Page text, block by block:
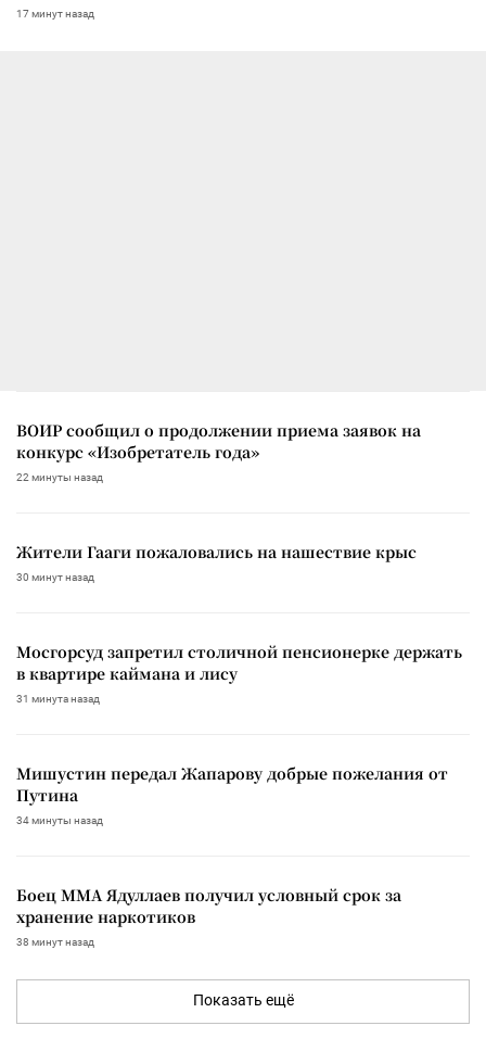
17 минут назад
ВОИР сообщил о продолжении приема заявок на
конкурс «Изобретатель года»
22 минуты назад
Жители Гааги пожаловались на нашествие крыс
30 минут назад
Мосгорсуд запретил столичной пенсионерке держать
в квартире каймана и лису
31 минута назад
Мишустин передал Жапарову добрые пожелания от
Путина
34 минуты назад
Боец ММА Ядуллаев получил условный срок за
хранение наркотиков
38 минут назад
Показать ещё